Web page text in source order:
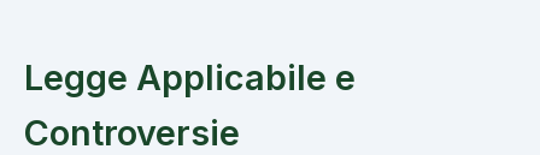
Legge Applicabile e
Controversie